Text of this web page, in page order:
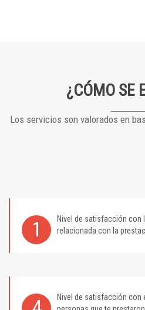
¿CÓMO SE
Los servicios son valorados en
1 Nivel de satisfacción con
relacionada con la
Nivel de satisfacción con